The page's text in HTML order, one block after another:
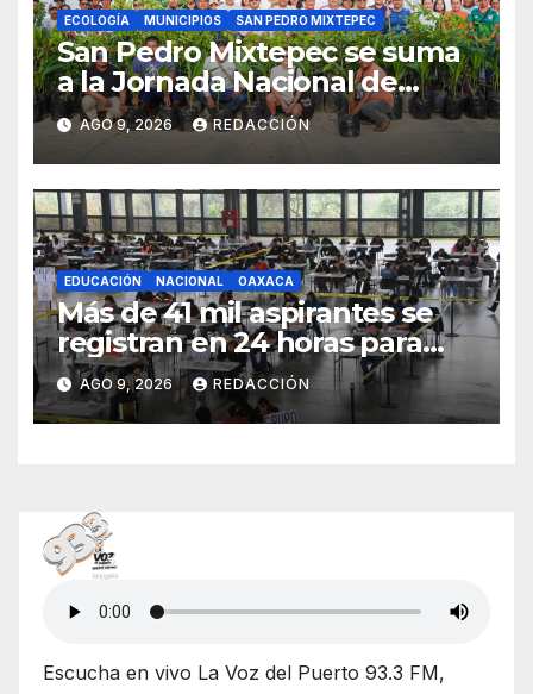
ECOLOGÍA MUNICIPIOS SAN PEDRO MIXTEPEC
San Pedro Mixtepec se suma
a la Jornada Nacional de
Reforestación 2026
AGO 9, 2026 REDACCIÓN
EDUCACIÓN NACIONAL OAXACA
Más de 41 mil aspirantes se
registran en 24 horas para
repetir examen de la UNAM
AGO 9, 2026 REDACCIÓN
Escucha en vivo La Voz del Puerto 93.3 FM,